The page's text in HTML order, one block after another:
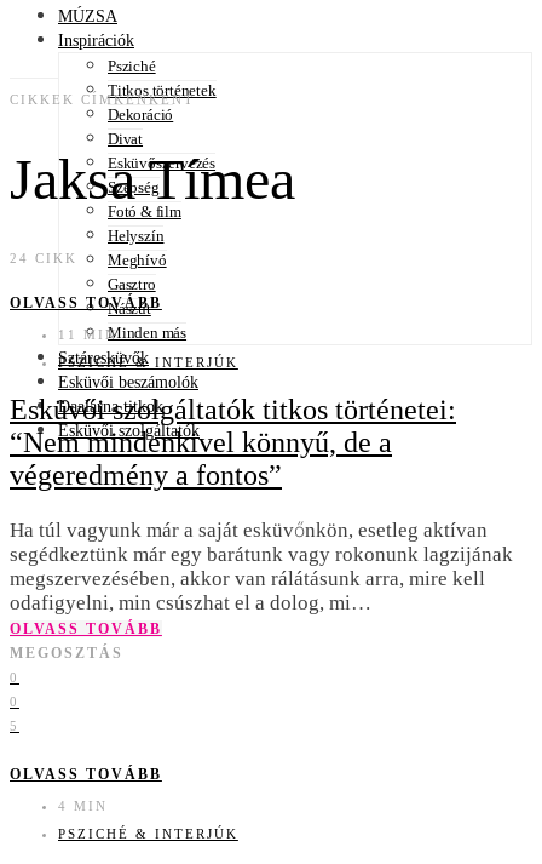
MÚZSA
Inspirációk
Psziché
Titkos történetek
Dekoráció
Divat
Esküvőszervezés
Szépség
Fotó & film
Helyszín
Meghívó
Gasztro
Nászút
Minden más
Sztáresküvők
Esküvői beszámolók
Daalarna titkok
Esküvői szolgáltatók
CIKKEK CÍMKÉNKÉNT
Jaksa Tímea
24 CIKK
OLVASS TOVÁBB
11 MIN
PSZICHÉ & INTERJÚK
Esküvői szolgáltatók titkos történetei:
“Nem mindenkivel könnyű, de a
végeredmény a fontos”
Ha túl vagyunk már a saját esküvőnkön, esetleg aktívan
segédkeztünk már egy barátunk vagy rokonunk lagzijának
megszervezésében, akkor van rálátásunk arra, mire kell
odafigyelni, min csúszhat el a dolog, mi…
OLVASS TOVÁBB
MEGOSZTÁS
0
0
5
OLVASS TOVÁBB
4 MIN
PSZICHÉ & INTERJÚK